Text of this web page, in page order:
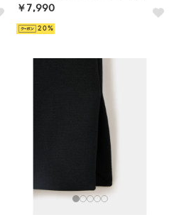
￥7,990
20